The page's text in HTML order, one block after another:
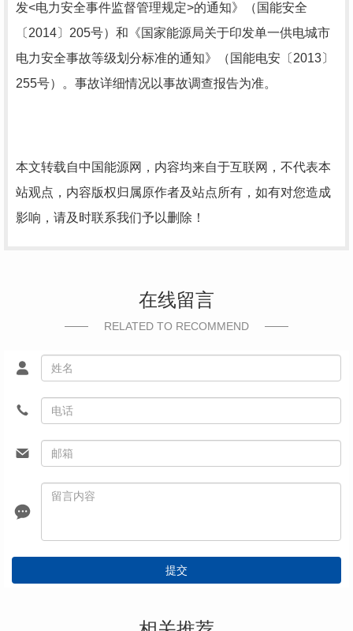
发<电力安全事件监督管理规定>的通知》（国能安全
〔2014〕205号）和《国家能源局关于印发单一供电城市
电力安全事故等级划分标准的通知》（国能电安〔2013〕
255号）。事故详细情况以事故调查报告为准。
本文转载自中国能源网，内容均来自于互联网，不代表本
站观点，内容版权归属原作者及站点所有，如有对您造成
影响，请及时联系我们予以删除！
在线留言
RELATED TO RECOMMEND
提交